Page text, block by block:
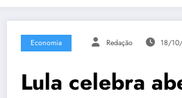
Economia Redação 18/
Lula celebra